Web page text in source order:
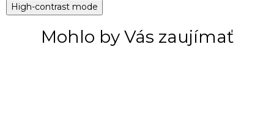
High-contrast mode
Mohlo by Vás zaujímať